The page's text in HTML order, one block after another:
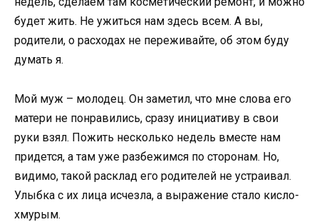
будет жить. Не ужиться нам здесь всем. А вы,
родители, о расходах не переживайте, об этом буду
думать я.
Мой муж – молодец. Он заметил, что мне слова его
матери не понравились, сразу инициативу в свои
руки взял. Пожить несколько недель вместе нам
придется, а там уже разбежимся по сторонам. Но,
видимо, такой расклад его родителей не устраивал.
Улыбка с их лица исчезла, а выражение стало кисло-
хмурым.